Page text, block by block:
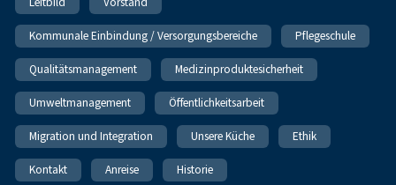
Kommunale Einbindung / Versorgungsbereiche Pflegeschule
Qualitätsmanagement Medizinproduktesicherheit
Umweltmanagement Öffentlichkeitsarbeit
Migration und Integration Unsere Küche Ethik
Kontakt Anreise Historie